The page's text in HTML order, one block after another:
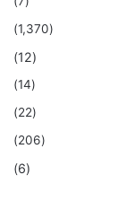
(1,370)
(12)
(14)
(22)
(206)
(6)